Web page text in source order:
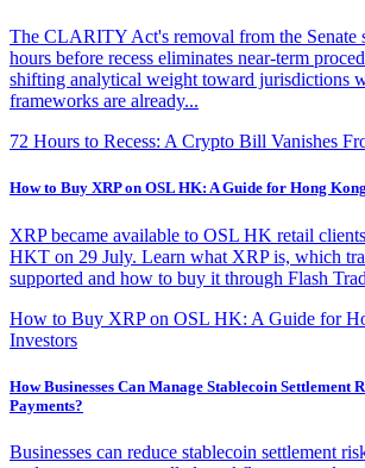
The CLARITY Act's removal from the Senate
hours before recess eliminates near-term
shifting analytical weight toward jurisdictions
frameworks are already...
72 Hours to Recess: A Crypto Bill Vanishes
How to Buy XRP on OSL HK: A Guide for Hong
XRP became available to OSL HK retail
HKT on 29 July. Learn what XRP is, which
supported and how to buy it through Flash
How to Buy XRP on OSL HK: A Guide for
Investors
How Businesses Can Manage Stablecoin Settlement
Payments?
Businesses can reduce stablecoin settlement